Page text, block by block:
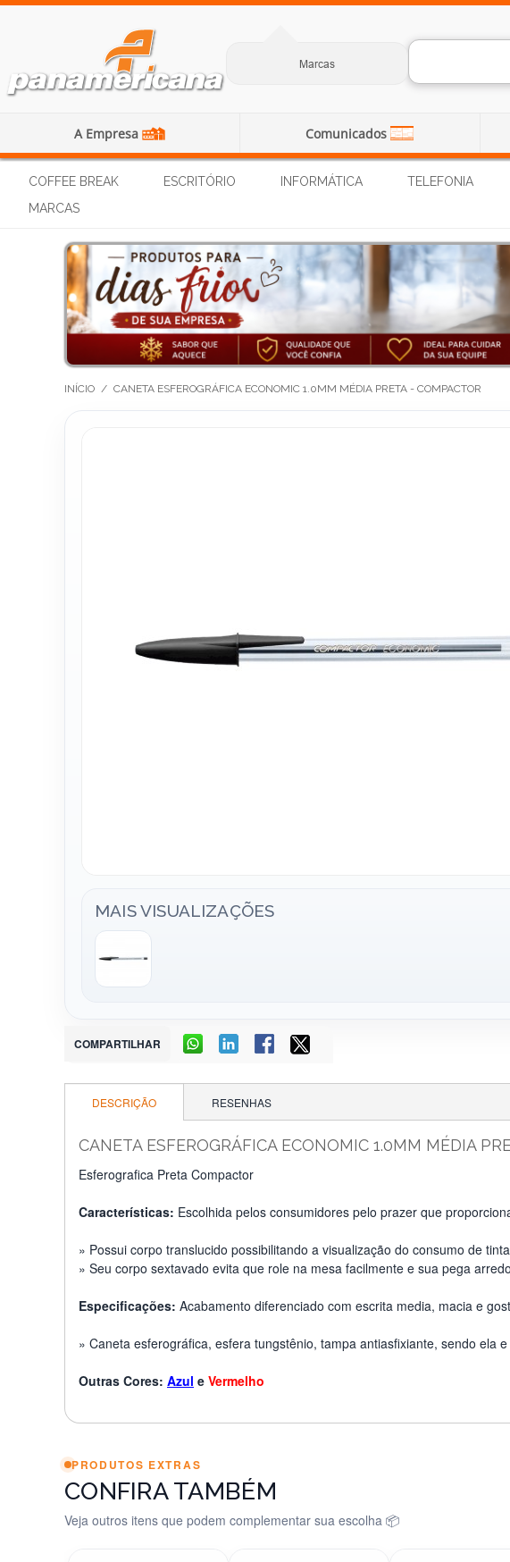
Marcas
A Empresa Comunicados
COFFEE BREAK ESCRITÓRIO INFORMÁTICA TELEFONIA
MARCAS
INÍCIO / CANETA ESFEROGRÁFICA ECONOMIC 1.0MM MÉDIA PRETA - COMPACTOR
MAIS VISUALIZAÇÕES
COMPARTILHAR
DESCRIÇÃO RESENHAS
CANETA ESFEROGRÁFICA ECONOMIC 1.0MM MÉDIA
Esferografica Preta Compactor
Características: Escolhida pelos consumidores pelo prazer que
» Possui corpo translucido possibilitando a visualização do consumo de
» Seu corpo sextavado evita que role na mesa facilmente e sua pega
Especificações: Acabamento diferenciado com escrita media, macia e
» Caneta esferográfica, esfera tungstênio, tampa antiasfixiante, sendo ela
Outras Cores: Azul e Vermelho
PRODUTOS EXTRAS
CONFIRA TAMBÉM
Veja outros itens que podem complementar sua escolha 📦